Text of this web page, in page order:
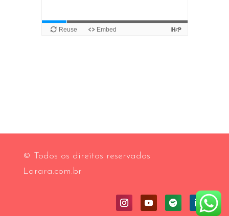
© Todos os direitos reservados
Larara.com.br